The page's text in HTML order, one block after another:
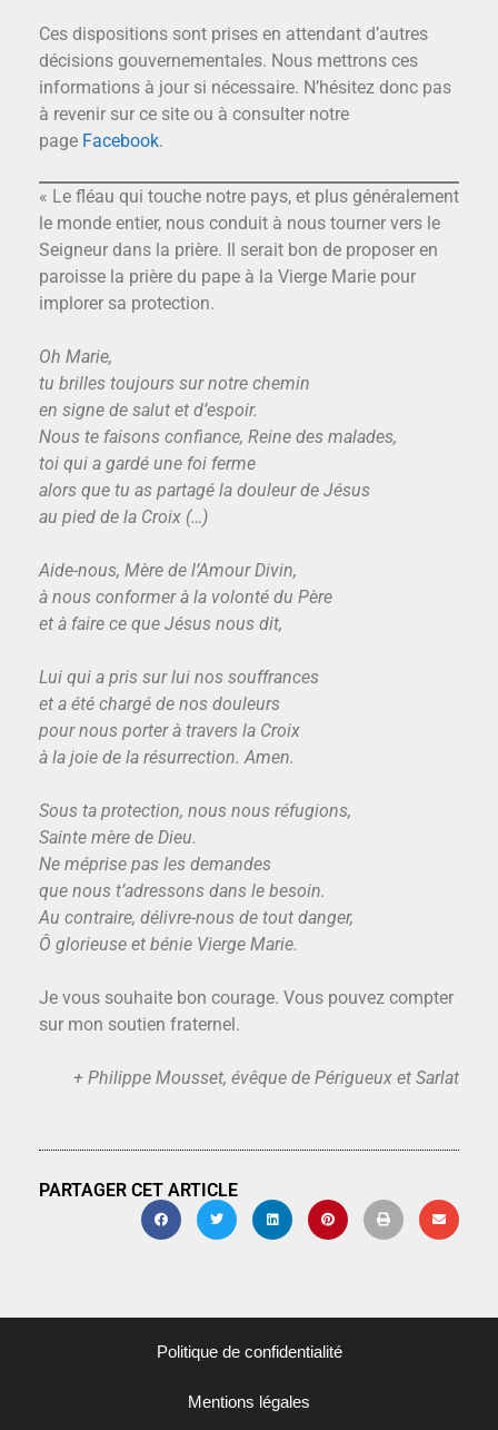
Ces dispositions sont prises en attendant d’autres
décisions gouvernementales. Nous mettrons ces
informations à jour si nécessaire. N’hésitez donc pas
à revenir sur ce site ou à consulter notre
page Facebook.
« Le fléau qui touche notre pays, et plus généralement
le monde entier, nous conduit à nous tourner vers le
Seigneur dans la prière. Il serait bon de proposer en
paroisse la prière du pape à la Vierge Marie pour
implorer sa protection.
Oh Marie,
tu brilles toujours sur notre chemin
en signe de salut et d’espoir.
Nous te faisons confiance, Reine des malades,
toi qui a gardé une foi ferme
alors que tu as partagé la douleur de Jésus
au pied de la Croix (…)
Aide-nous, Mère de l’Amour Divin,
à nous conformer à la volonté du Père
et à faire ce que Jésus nous dit,
Lui qui a pris sur lui nos souffrances
et a été chargé de nos douleurs
pour nous porter à travers la Croix
à la joie de la résurrection. Amen.
Sous ta protection, nous nous réfugions,
Sainte mère de Dieu.
Ne méprise pas les demandes
que nous t’adressons dans le besoin.
Au contraire, délivre-nous de tout danger,
Ô glorieuse et bénie Vierge Marie.
Je vous souhaite bon courage. Vous pouvez compter
sur mon soutien fraternel.
+ Philippe Mousset, évêque de Périgueux et Sarlat
PARTAGER CET ARTICLE
Politique de confidentialité
Mentions légales